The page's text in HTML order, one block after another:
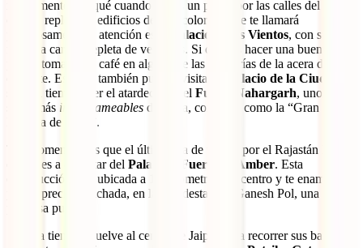
rápidamente por qué cuando te des un paseo por las calles del
centro, repleta de edificios de este color. El que te llamará
poderosamente la atención es el
Palacio de los Vientos, con su
fachada carmín repleta de ventanas. Si quieres hacer una buena foto,
pasa a tomarte un café en alguna de las cafeterías de la acera de
enfrente. Este día también puedes visitar el
Palacio de la Ciudad
si te da tiempo, ver el atardecer en el Fuerte Nahargarh, uno de los
sitios más instagrameables de India, conocida como la “Gran
Muralla de India”.
Te recomendamos que el último día de tu ruta por el Rajastán lo
dediques a disfrutar del Palacio y Fuerte de Amber. Esta
construcción está ubicada a 10 kilómetros del centro y te enamorará
por su preciosa fachada, en la que destaca la Ganesh Pol, una
preciosa puerta.
Si te da tiempo, vuelve al centro de Jaipur para recorrer sus bazares